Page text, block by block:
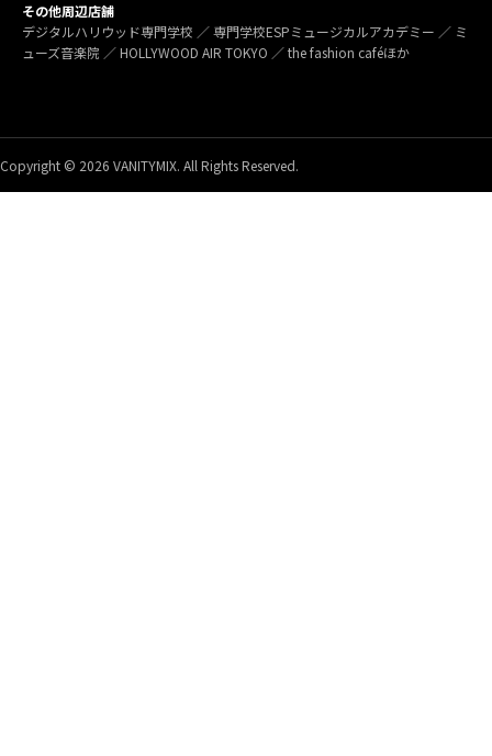
その他周辺店舗
デジタルハリウッド専門学校 ／ 専門学校ESPミュージカルアカデミー ／ ミ
ューズ音楽院 ／ HOLLYWOOD AIR TOKYO ／ the fashion caféほか
Copyright © 2026 VANITYMIX. All Rights Reserved.